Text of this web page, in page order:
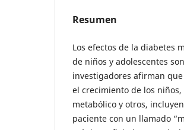
Resumen
Los efectos de la diabetes
de niños y adolescentes
investigadores afirman
el crecimiento de los
metabólico y otros,
paciente con un llamado